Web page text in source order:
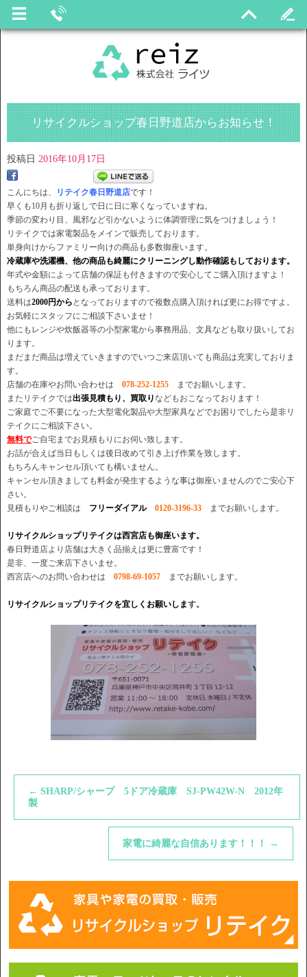
リサイクルショップ春日野道店からお知らせ！
投稿日 2016年10月17日
こんにちは、 リテイク春日野道店です！
早くも10月も折り返しで日に日に寒くなっていますね。
季節の変わり目、風邪など引かないように体調管理に気をつけましょう！
リテイクでは家電製品をメインで販売しております。
単身向けからファミリー向けの商品も多数御座います。
冷蔵庫や洗濯機、他の商品も綺麗にクリーニングし動作確認もしております。
年式や金額によって店舗の保証も付きますので安心してご購入頂けますよ！
もちろん商品の配送も承っております。
送料は2000円から となっておりますので複数点購入頂ければ更にお得ですよ。
お気軽にスタッフにご相談下さいませ！
他にもレンジや炊飯器等の小型家電から事務用品、文具なども取り扱いしてお
ります。
まだまだ商品は増えていきますのでいつご来店頂いても商品は充実しておりま
す。
店舗の在庫やお問い合わせは 078-252-1255 までお願いします。
またリテイクでは出張見積もり、買取り などもおこなっております！
ご家庭でご不要になった大型電化製品や大型家具などでお困りでしたら是非リ
テイクにご相談下さい。
無料でご自宅までお見積もりにお伺い致します。
お話が合えば当日もしくは後日改めて引き上げ作業を致します。
もちろんキャンセル頂いても構いません。
キャンセル頂きましても料金が発生するような事は御座いませんのでご安心下
さい。
見積もりやご相談は フリーダイアル 0120-3196-33 までお願いします。
リサイクルショップリテイクは西宮店も御座います。
春日野道店より店舗は大きく品揃えは更に豊富です！
是非、一度ご来店下さいませ。
西宮店へのお問い合わせは 0798-69-1057 までお願いします。
リサイクルショップリテイクを宜しくお願いします。
← SHARP/シャープ 5ドア冷蔵庫 SJ-PW42W-N 2012年
製
家電に綺麗な自信あります！！！ →